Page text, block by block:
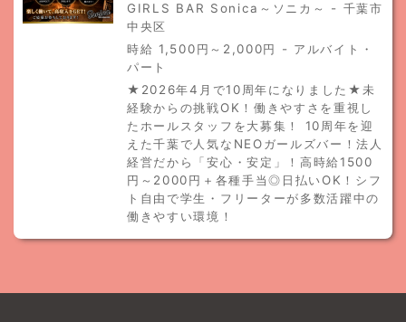
GIRLS BAR Sonica～ソニカ～ - 千葉市
中央区
時給 1,500円～2,000円 - アルバイト・
パート
★2026年4月で10周年になりました★未
経験からの挑戦OK！働きやすさを重視し
たホールスタッフを大募集！ 10周年を迎
えた千葉で人気なNEOガールズバー！法人
経営だから「安心・安定」！高時給1500
円～2000円＋各種手当◎日払いOK！シフ
ト自由で学生・フリーターが多数活躍中の
働きやすい環境！